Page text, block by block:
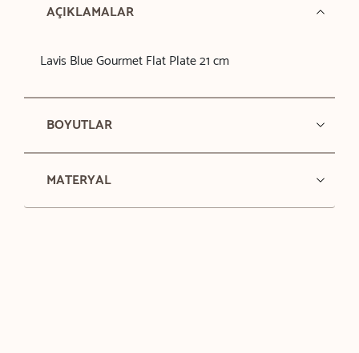
AÇIKLAMALAR
Lavis Blue Gourmet Flat Plate 21 cm
BOYUTLAR
MATERYAL